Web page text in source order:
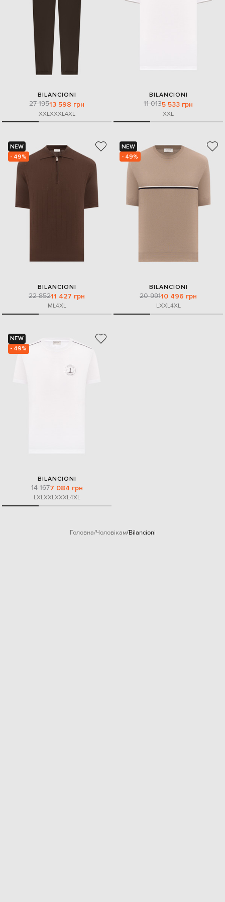
BILANCIONI
27 19513 598 грн
XXLXXXL4XL
BILANCIONI
11 0135 533 грн
XXL
NEW
- 49%
BILANCIONI
22 85211 427 грн
ML4XL
NEW
- 49%
BILANCIONI
20 99110 496 грн
LXXL4XL
NEW
- 49%
BILANCIONI
14 1677 084 грн
LXLXXLXXXL4XL
Головна Чоловікам Bilancioni